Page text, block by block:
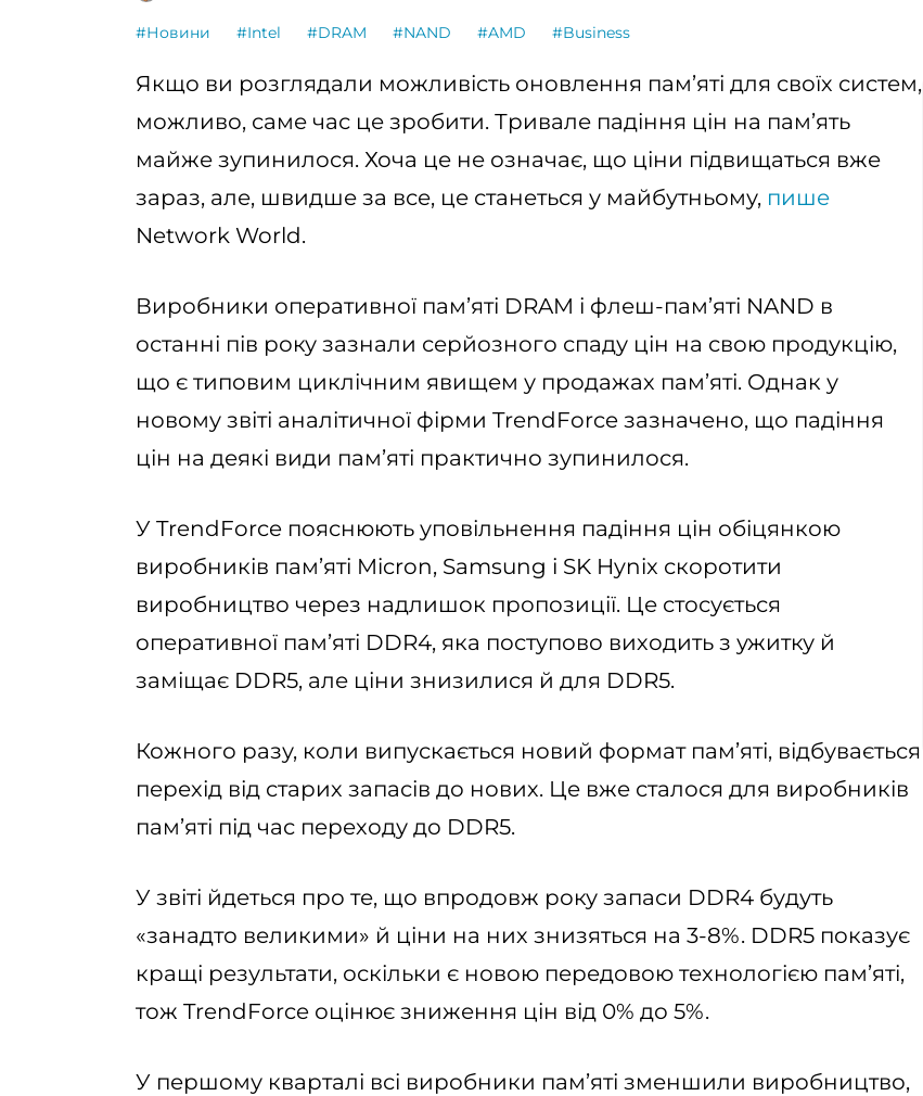
#Новини #Intel #DRAM #NAND #AMD #Business
Якщо ви розглядали можливість оновлення пам’яті для своїх систем,
можливо, саме час це зробити. Тривале падіння цін на пам’ять
майже зупинилося. Хоча це не означає, що ціни підвищаться вже
зараз, але, швидше за все, це станеться у майбутньому, пише
Network World.
Виробники оперативної пам’яті DRAM і флеш-пам’яті NAND в
останні пів року зазнали серйозного спаду цін на свою продукцію,
що є типовим циклічним явищем у продажах пам’яті. Однак у
новому звіті аналітичної фірми TrendForce зазначено, що падіння
цін на деякі види пам’яті практично зупинилося.
У TrendForce пояснюють уповільнення падіння цін обіцянкою
виробників пам’яті Micron, Samsung і SK Hynix скоротити
виробництво через надлишок пропозиції. Це стосується
оперативної пам’яті DDR4, яка поступово виходить з ужитку й
заміщає DDR5, але ціни знизилися й для DDR5.
Кожного разу, коли випускається новий формат пам’яті, відбувається
перехід від старих запасів до нових. Це вже сталося для виробників
пам’яті під час переходу до DDR5.
У звіті йдеться про те, що впродовж року запаси DDR4 будуть
«занадто великими» й ціни на них знизяться на 3-8%. DDR5 показує
кращі результати, оскільки є новою передовою технологією пам’яті,
тож TrendForce оцінює зниження цін від 0% до 5%.
У першому кварталі всі виробники пам’яті зменшили виробництво,